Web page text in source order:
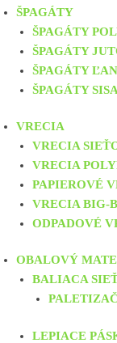
ŠPAGÁTY
ŠPAGÁTY
ŠPAGÁTY
ŠPAGÁTY
ŠPAGÁTY
VRECIA
VRECIA
VRECIA
PAPIEROVÉ
VRECIA BIG-
ODPADOVÉ
OBALOVÝ
BALIACA
LEPIACE